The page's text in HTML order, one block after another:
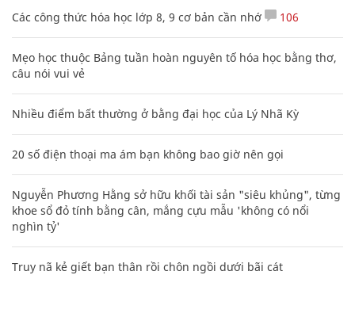
Các công thức hóa học lớp 8, 9 cơ bản cần nhớ 106
Mẹo học thuộc Bảng tuần hoàn nguyên tố hóa học bằng thơ,
câu nói vui vẻ
Nhiều điểm bất thường ở bằng đại học của Lý Nhã Kỳ
20 số điện thoại ma ám bạn không bao giờ nên gọi
Nguyễn Phương Hằng sở hữu khối tài sản "siêu khủng", từng
khoe sổ đỏ tính bằng cân, mắng cựu mẫu 'không có nổi
nghìn tỷ'
Truy nã kẻ giết bạn thân rồi chôn ngồi dưới bãi cát